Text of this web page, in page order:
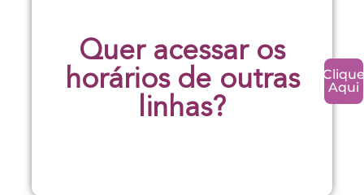
Quer acessar os
horários de outras
linhas?
Clique
Aqui